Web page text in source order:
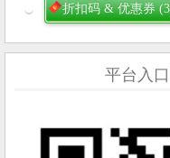
折扣码 & 优惠券
平台入